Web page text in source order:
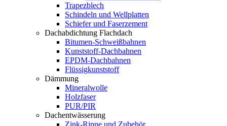
Trapezblech
Schindeln und Wellplatten
Schiefer und Faserzement
Dachabdichtung Flachdach
Bitumen-Schweißbahnen
Kunststoff-Dachbahnen
EPDM-Dachbahnen
Flüssigkunststoff
Dämmung
Mineralwolle
Holzfaser
PUR/PIR
Dachentwässerung
Zink-Rinne und Zubehör